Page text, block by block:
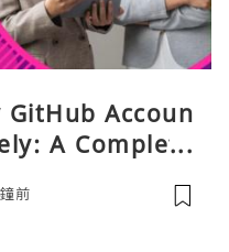
Accoun
A Complete
前